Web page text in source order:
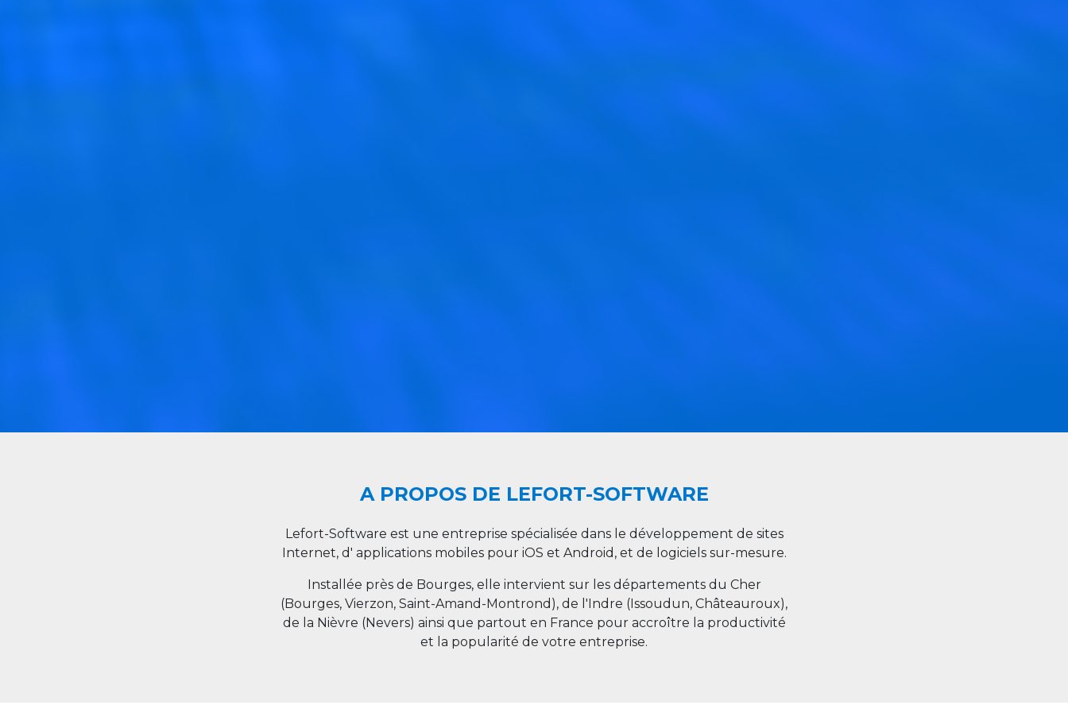
A PROPOS DE LEFORT-SOFTWARE
Lefort-Software est une entreprise spécialisée dans le développement de sites
Internet, d' applications mobiles pour iOS et Android, et de logiciels sur-mesure.
Installée près de Bourges, elle intervient sur les départements du Cher
(Bourges, Vierzon, Saint-Amand-Montrond), de l'Indre (Issoudun, Châteauroux),
de la Nièvre (Nevers) ainsi que partout en France pour accroître la productivité
et la popularité de votre entreprise.